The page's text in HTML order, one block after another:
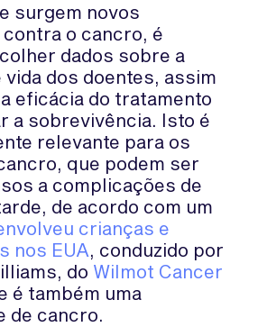
surgem novos
o cancro, é
dados sobre a
vida dos doentes, assim
eficácia do tratamento
a sobrevivência. Isto é
relevante para os
que podem ser
a complicações de
de acordo com um
crianças e
nos EUA, conduzido por
do Wilmot Cancer
é também uma
de cancro.